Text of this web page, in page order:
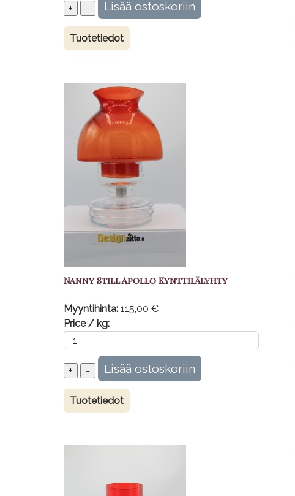
Tuotetiedot
Nanny Still Apollo Kynttilälyhty
Myyntihinta: 115,00 €
Price / kg:
Tuotetiedot